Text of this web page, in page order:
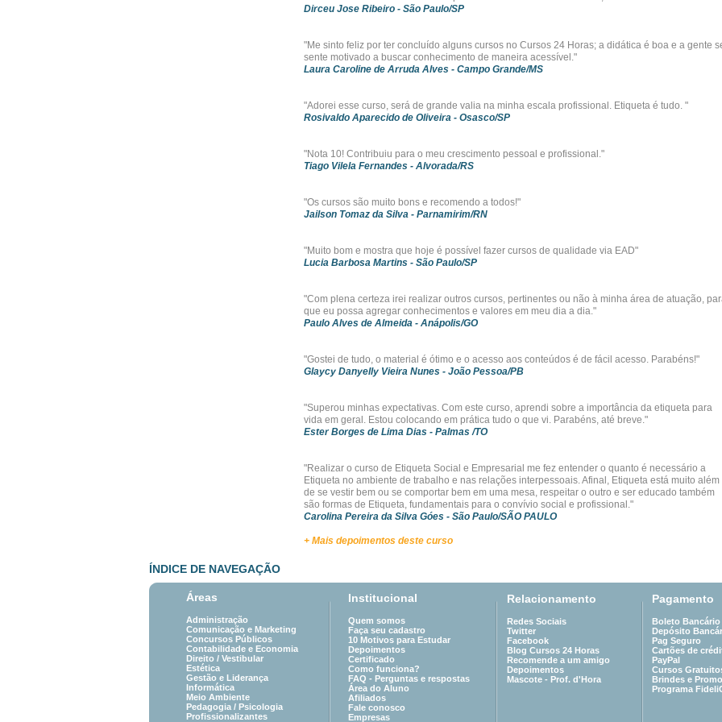
Dirceu Jose Ribeiro - São Paulo/SP
"Me sinto feliz por ter concluído alguns cursos no Cursos 24 Horas; a didática é boa e a gente
sente motivado a buscar conhecimento de maneira acessível."
Laura Caroline de Arruda Alves - Campo Grande/MS
"Adorei esse curso, será de grande valia na minha escala profissional. Etiqueta é tudo. "
Rosivaldo Aparecido de Oliveira - Osasco/SP
"Nota 10! Contribuiu para o meu crescimento pessoal e profissional."
Tiago Vilela Fernandes - Alvorada/RS
"Os cursos são muito bons e recomendo a todos!"
Jailson Tomaz da Silva - Parnamirim/RN
"Muito bom e mostra que hoje é possível fazer cursos de qualidade via EAD"
Lucia Barbosa Martins - São Paulo/SP
"Com plena certeza irei realizar outros cursos, pertinentes ou não à minha área de atuação,
que eu possa agregar conhecimentos e valores em meu dia a dia."
Paulo Alves de Almeida - Anápolis/GO
"Gostei de tudo, o material é ótimo e o acesso aos conteúdos é de fácil acesso. Parabéns!"
Glaycy Danyelly Vieira Nunes - João Pessoa/PB
"Superou minhas expectativas. Com este curso, aprendi sobre a importância da etiqueta para
vida em geral. Estou colocando em prática tudo o que vi. Parabéns, até breve."
Ester Borges de Lima Dias - Palmas /TO
"Realizar o curso de Etiqueta Social e Empresarial me fez entender o quanto é necessário a
Etiqueta no ambiente de trabalho e nas relações interpessoais. Afinal, Etiqueta está muito além
de se vestir bem ou se comportar bem em uma mesa, respeitar o outro e ser educado também
são formas de Etiqueta, fundamentais para o convívio social e profissional."
Carolina Pereira da Silva Góes - São Paulo/SÃO PAULO
+ Mais depoimentos deste curso
ÍNDICE DE NAVEGAÇÃO
Áreas
Administração
Comunicação e Marketing
Concursos Públicos
Contabilidade e Economia
Direito / Vestibular
Estética
Gestão e Liderança
Informática
Meio Ambiente
Pedagogia/ Psicologia
Profissionalizantes
Institucional
Quem somos
Faça seu cadastro
10 Motivos para Estudar
Depoimentos
Certificado
Como funciona?
FAQ - Perguntas e respostas
Área do Aluno
Afiliados
Fale conosco
Empresas
Relacionamento
Redes Sociais
Twitter
Facebook
Blog Cursos 24 Horas
Recomende a um amigo
Depoimentos
Mascote - Prof. d'Hora
Pagamento
Boleto Bancário
Depósito
Pag Seguro
Cartões de
PayPal
Cursos
Brindes e
Programa